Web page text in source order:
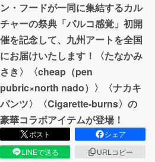
まちづくり・地域活性化
CAMPFIRE for Social Good
CAMPFIREふるさと納税
ン・フードが一同に集結するカル
チャーの祭典「パルコ感覚」初開
催を記念して、九州アートを全国
にお届けいたします！〈たなかみ
さき〉〈cheap（pen
pubric×north nado）〉〈ナカキ
パンツ〉〈Cigarette-burns〉の
豪華コラボアイテムが登場！
ポスト
シェア
LINEで送る
URLコピー